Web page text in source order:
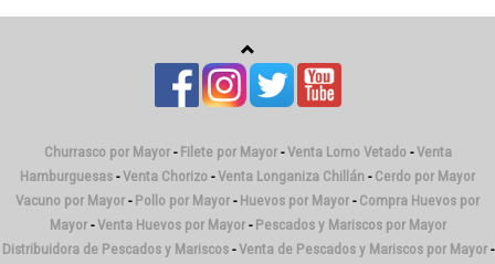
Churrasco por Mayor- Filete por Mayor-Venta Lomo Vetado-Venta
Hamburguesas -Venta Chorizo -Venta Longaniza Chillán - Cerdo por Mayor
Vacuno por Mayor - Pollo por Mayor - Huevos por Mayor - Compra Huevos por
Mayor-Venta Huevos por Mayor- Pescados y Mariscos por Mayor
Distribuidora de Pescados y Mariscos-Venta de Pescados y Mariscos por Mayor-